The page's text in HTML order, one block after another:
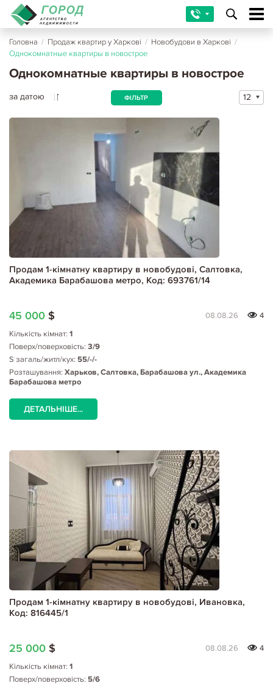
Головна / Продаж квартир у Харкові / Новобудови в Харкові /
Однокомнатные квартиры в новострое
Однокомнатные квартиры в новострое
за датою ФІЛЬТР 12
Продам 1-кімнатну квартиру в новобудові, Салтовка,
Академика Барабашова метро, Код: 693761/14
45 000 $ 08.08.26
4
Кількість кімнат: 1
Поверх/поверховість: 3/9
S загаль/житл/кух: 55/-/-
Розташування: Харьков, Салтовка, Барабашова ул., Академика
Барабашова метро
ДЕТАЛЬНІШЕ...
Продам 1-кімнатну квартиру в новобудові, Ивановка,
Код: 816445/1
25 000 $ 08.08.26
4
Кількість кімнат: 1
Поверх/поверховість: 5/6